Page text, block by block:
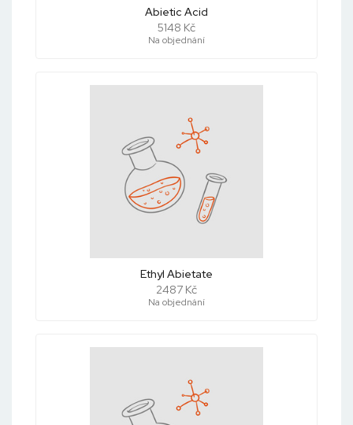
Abietic Acid
5148 Kč
Na objednání
Ethyl Abietate
2487 Kč
Na objednání